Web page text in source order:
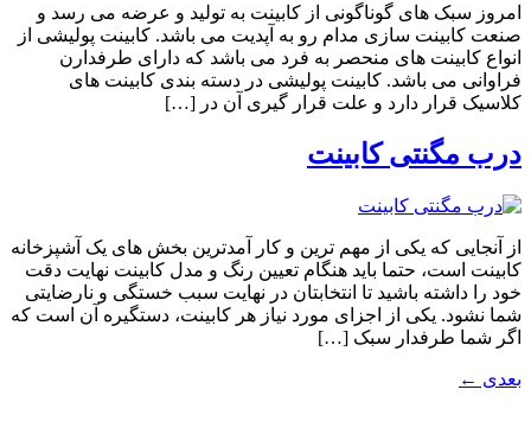
امروز سبک های گوناگونی از کابینت به تولید و عرضه می رسد و
صنعت کابینت سازی مدام رو به آپدیت می باشد. کابینت پولیشی از
انواع کابینت های منحصر به فرد می باشد که دارای طرفدارن
فراوانی می باشد. کابینت پولیشی در دسته بندی کابینت های
کلاسیک قرار دارد و علت قرار گیری آن در […]
درب مگنتی کابینت
از آنجایی که یکی از مهم ترین و کار آمدترین بخش های یک آشپزخانه
کابینت است، حتما باید هنگام تعیین رنگ و مدل کابینت نهایت دقت
خود را داشته باشید تا انتخابتان در نهایت سبب خستگی و نارضایتی
شما نشود. یکی از اجزای مورد نیاز هر کابینت، دستگیره آن است که
اگر شما طرفدار سبک […]
بعدی ←